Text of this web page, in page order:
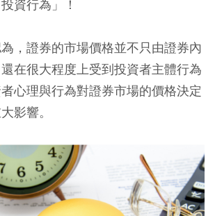
資行為」！
，證券的市場價格並不只由證券內
在很大程度上受到投資者主體行為
心理與行為對證券市場的價格決定
影響。